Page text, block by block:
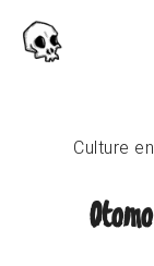
Culture